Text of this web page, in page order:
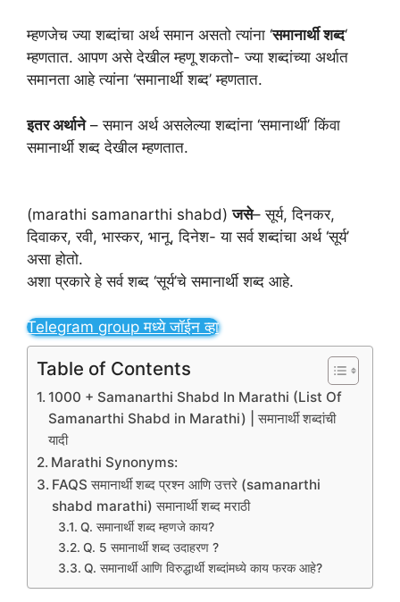
म्हणजेच ज्या शब्दांचा अर्थ समान असतो त्यांना ‘समानार्थी शब्द‘
म्हणतात. आपण असे देखील म्हणू शकतो- ज्या शब्दांच्या अर्थात
समानता आहे त्यांना ‘समानार्थी शब्द’ म्हणतात.
इतर अर्थाने– समान अर्थ असलेल्या शब्दांना ‘समानार्थी’ किंवा
समानार्थी शब्द देखील म्हणतात.
(marathi samanarthi shabd)जसे– सूर्य, दिनकर,
दिवाकर, रवी, भास्कर, भानू, दिनेश- या सर्व शब्दांचा अर्थ ‘सूर्य’
असा होतो.
अशा प्रकारे हे सर्व शब्द ‘सूर्य’चे समानार्थी शब्द आहे.
Telegram group मध्ये जॉईन व्हा
Table of Contents
1000 + Samanarthi Shabd In Marathi (List Of
Samanarthi Shabd in Marathi) | समानार्थी शब्दांची
यादी
Marathi Synonyms:
FAQS समानार्थी शब्द प्रश्न आणि उत्तरे (samanarthi
shabd marathi) समानार्थी शब्द मराठी
Q. समानार्थी शब्द म्हणजे काय?
Q. 5 समानार्थी शब्द उदाहरण ?
Q. समानार्थी आणि विरुद्धार्थी शब्दांमध्ये काय फरक आहे?